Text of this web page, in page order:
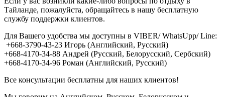
Тайланде, пожалуйста, обращайтесь в нашу бесплатную
службу поддержки клиентов.
Для Вашего удобства мы доступны в VIBER/ WhatsUpp/ Line:
+668-3790-43-23 Игорь (Английский, Русский)
+668-4170-34-88 Андрей (Русский, Белорусский, Сербский)
+668-4170-34-96 Роман (Английский, Русский)
Все консультации бесплатны для наших клиентов!